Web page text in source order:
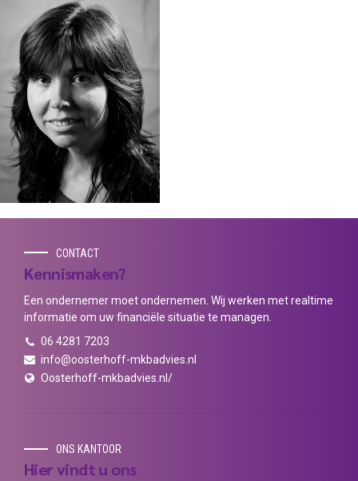
CONTACT
Kennismaken?
Een ondernemer moet ondernemen. Wij werken met realtime
informatie om uw financiële situatie te managen.
06 4281 7203
info@oosterhoff-mkbadvies.nl
Oosterhoff-mkbadvies.nl/
ONS KANTOOR
Hier vindt u ons